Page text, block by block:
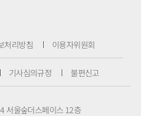
처리방침 이용자위원회
기사심의규정 불편신고
서울숲더스페이스 12층